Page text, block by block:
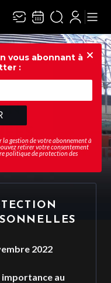
vous abonnant à
:
gestion de votre abonnement à
retirer votre consentement
politique de protection des
2022
importance au